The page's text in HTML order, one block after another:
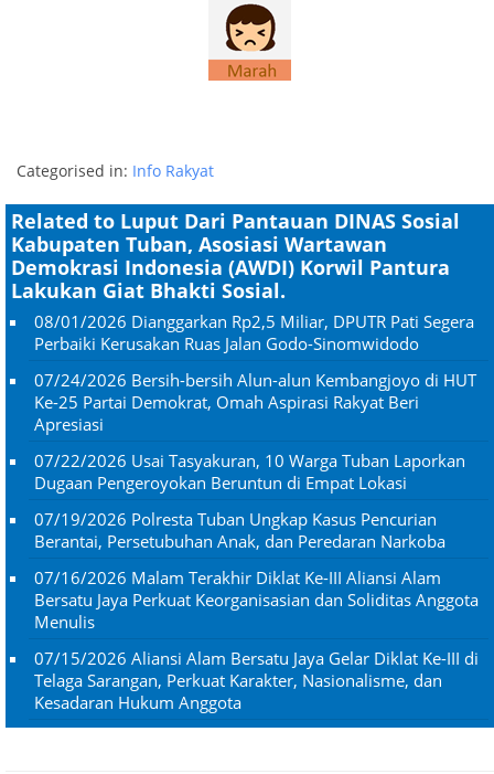
Categorised in: Info Rakyat
Related to Luput Dari Pantauan DINAS Sosial
Kabupaten Tuban, Asosiasi Wartawan
Demokrasi Indonesia (AWDI) Korwil Pantura
Lakukan Giat Bhakti Sosial.
08/01/2026 Dianggarkan Rp2,5 Miliar, DPUTR Pati Segera
Perbaiki Kerusakan Ruas Jalan Godo-Sinomwidodo
07/24/2026 Bersih-bersih Alun-alun Kembangjoyo di HUT
Ke-25 Partai Demokrat, Omah Aspirasi Rakyat Beri
Apresiasi
07/22/2026 Usai Tasyakuran, 10 Warga Tuban Laporkan
Dugaan Pengeroyokan Beruntun di Empat Lokasi
07/19/2026 Polresta Tuban Ungkap Kasus Pencurian
Berantai, Persetubuhan Anak, dan Peredaran Narkoba
07/16/2026 Malam Terakhir Diklat Ke-III Aliansi Alam
Bersatu Jaya Perkuat Keorganisasian dan Soliditas Anggota
Menulis
07/15/2026 Aliansi Alam Bersatu Jaya Gelar Diklat Ke-III di
Telaga Sarangan, Perkuat Karakter, Nasionalisme, dan
Kesadaran Hukum Anggota